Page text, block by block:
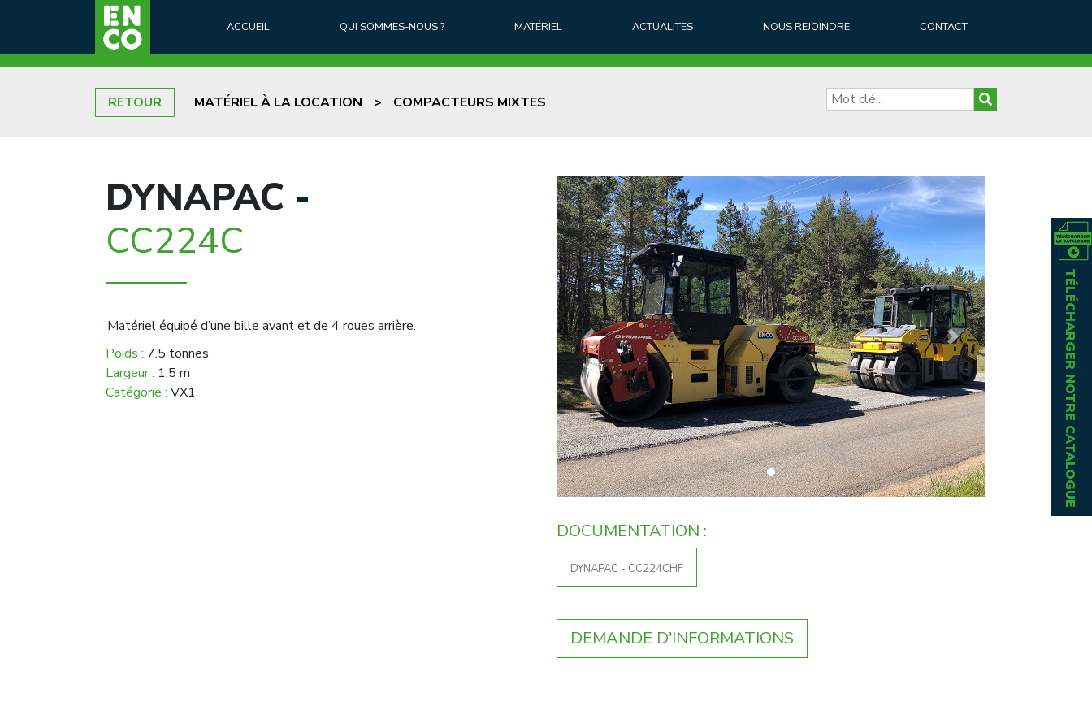
ACCUEIL QUI SOMMES-NOUS ? MATÉRIEL ACTUALITES NOUS REJOINDRE CONTACT
RETOUR MATÉRIEL À LA LOCATION > COMPACTEURS MIXTES
DYNAPAC -
CC224C
Matériel équipé d’une bille avant et de 4 roues arrière.
Poids : 7.5 tonnes
Largeur : 1,5 m
Catégorie : VX1
Previous Next
DOCUMENTATION :
DYNAPAC - CC224CHF
DEMANDE D'INFORMATIONS
TÉLÉCHARGER NOTRE CATALOGUE